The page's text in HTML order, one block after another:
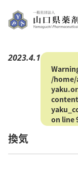
2023.4.1
/
on line
換気